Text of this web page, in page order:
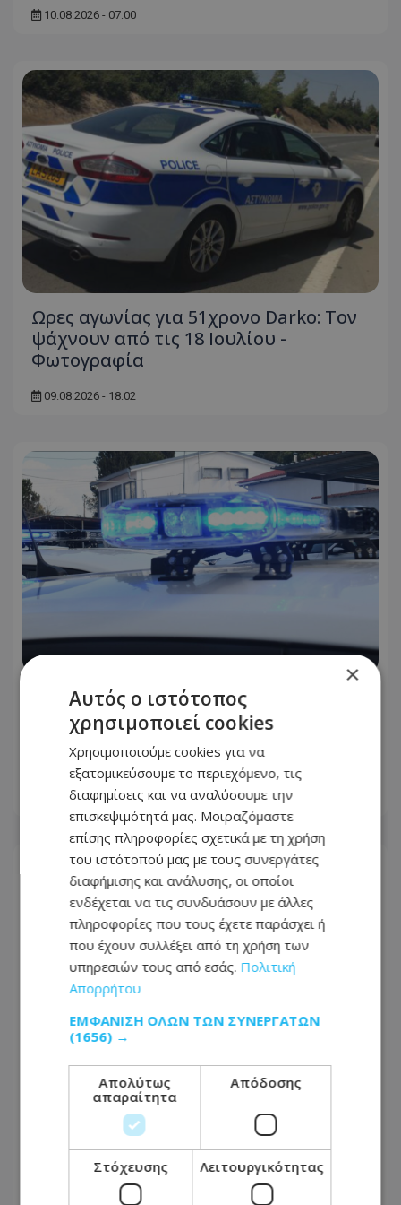
10.08.2026 - 07:00
Ωρες αγωνίας για 51χρονο Darko: Τον
ψάχνουν από τις 18 Ιουλίου -
Φωτογραφία
09.08.2026 - 18:02
Επεισοδιακή καταδίωξη στη Λάρνακα:
Πάτησε γκάζι, προσέκρουσε και το
έβαλε στα πόδια – Τον κυνήγησε
πεζός αστυνομικός
09.08.2026 - 16:52
Πήγαιναν για Μάντσεστερ και
κατέληξαν με χειροπέδες – Τι
«πρόδωσε» πέντε Βρετανούς στο
αεροδρόμιο Λάρνακας
09.08.2026 - 17:15
×
Αυτός ο ιστότοπος
χρησιμοποιεί cookies
Χρησιμοποιούμε cookies για να
εξατομικεύσουμε το περιεχόμενο, τις
διαφημίσεις και να αναλύσουμε την
επισκεψιμότητά μας. Μοιραζόμαστε
επίσης πληροφορίες σχετικά με τη χρήση
του ιστότοπού μας με τους συνεργάτες
διαφήμισης και ανάλυσης, οι οποίοι
ενδέχεται να τις συνδυάσουν με άλλες
πληροφορίες που τους έχετε παράσχει ή
που έχουν συλλέξει από τη χρήση των
υπηρεσιών τους από εσάς. Πολιτική
Απορρήτου
ΕΜΦΆΝΙΣΗ ΌΛΩΝ ΤΩΝ ΣΥΝΕΡΓΑΤΏΝ
(1656) →
Απολύτως
απαραίτητα
Απόδοσης
Στόχευσης Λειτουργικότητας